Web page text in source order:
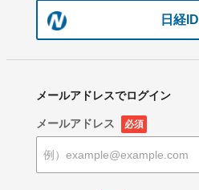
日経ID
メールアドレスでログイン
メールアドレス 必須